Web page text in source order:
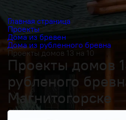
Главная страница
Проекты
Дома из бревен
Дома из рубленного бревна
Проекты домов 13 на 10
Проекты домов
рубленого
Магнитогорске
Получить косультацию